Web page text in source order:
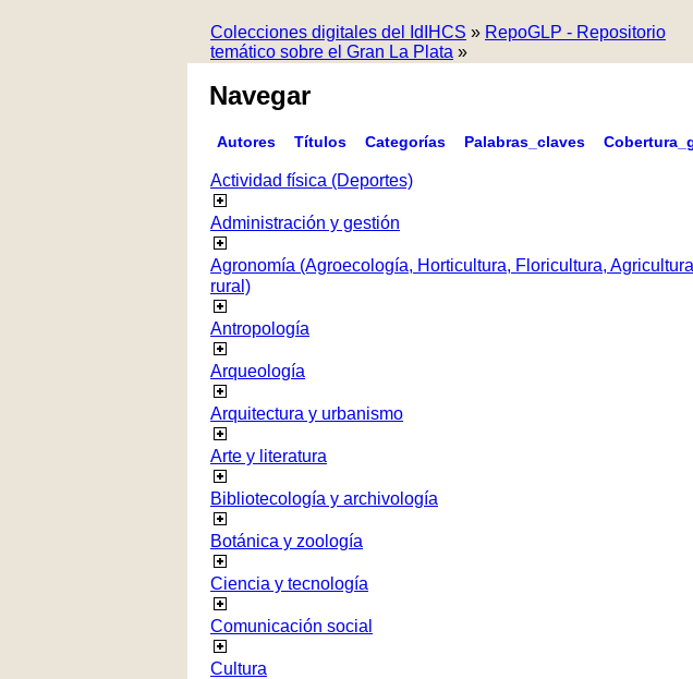
Colecciones digitales del IdIHCS » RepoGLP - Repositorio
temático sobre el Gran La Plata »
Navegar
Autores Títulos Categorías Palabras_claves
Actividad física (Deportes)
Administración y gestión
Agronomía (Agroecología, Horticultura, Floricultura,
rural)
Antropología
Arqueología
Arquitectura y urbanismo
Arte y literatura
Bibliotecología y archivología
Botánica y zoología
Ciencia y tecnología
Comunicación social
Cultura